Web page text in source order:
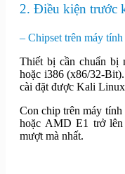
2. Điều kiện trước
– Chipset trên máy tính
Thiết bị cần chuẩn bị
hoặc i386 (x86/32-
cài đặt được Kali
Con chip trên máy
hoặc AMD E1 trở
mượt mà nhất.